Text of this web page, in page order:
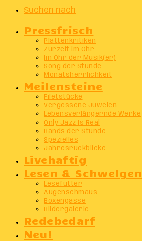
Suchen nach
Pressfrisch
Plattenkritiken
Zurzeit im Ohr
Im Ohr der Musik(er)
Song der Stunde
Monatsherrlichkeit
Meilensteine
Filetstücke
Vergessene Juwelen
Lebensverlängernde Werke
Only Jazz Is Real
Bands der Stunde
Spezielles
Jahresrückblicke
Livehaftig
Lesen & Schwelgen
Lesefutter
Augenschmaus
Boxengasse
Bildergalerie
Redebedarf
Neu!